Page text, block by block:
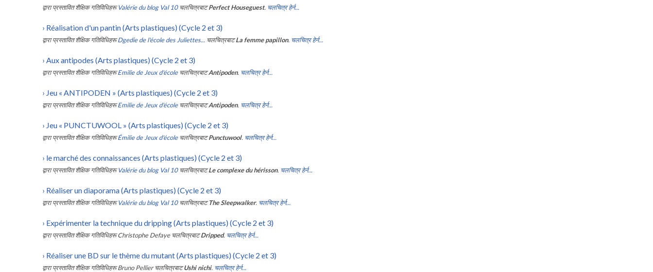
द्वारा प्रस्तावित शैक्षिक गतिविधिहरू Valérie du blog Val 10 चलचित्रबाट Perfect Houseguest. चलचित्र हेर्न...
› Réalisation d'un pantin (Arts plastiques) (Cycle 2 et 3)
द्वारा प्रस्तावित शैक्षिक गतिविधिहरू Dgedie de l'école des Juliettes... चलचित्रबाट La femme papillon. चलचित्र हेर्न...
› Aux antipodes (Arts plastiques) (Cycle 2 et 3)
द्वारा प्रस्तावित शैक्षिक गतिविधिहरू Emilie de Jeux d'école चलचित्रबाट Antipoden. चलचित्र हेर्न...
› Jeu « ANTIPODEN » (Arts plastiques) (Cycle 2 et 3)
द्वारा प्रस्तावित शैक्षिक गतिविधिहरू Emilie de Jeux d'école चलचित्रबाट Antipoden. चलचित्र हेर्न...
› Jeu « PUNCTUWOOL » (Arts plastiques) (Cycle 2 et 3)
द्वारा प्रस्तावित शैक्षिक गतिविधिहरू Émilie de Jeux d'école चलचित्रबाट Punctuwool. चलचित्र हेर्न...
› le marché des connaissances (Arts plastiques) (Cycle 2 et 3)
द्वारा प्रस्तावित शैक्षिक गतिविधिहरू Valérie du blog Val 10 चलचित्रबाट Le complexe du hérisson. चलचित्र हेर्न...
› Réaliser un diaporama (Arts plastiques) (Cycle 2 et 3)
द्वारा प्रस्तावित शैक्षिक गतिविधिहरू Valérie du blog Val 10 चलचित्रबाट The Sleepwalker. चलचित्र हेर्न...
› Expérimenter la technique du dripping (Arts plastiques) (Cycle 2 et 3)
द्वारा प्रस्तावित शैक्षिक गतिविधिहरू Christophe Defaye चलचित्रबाट Dripped. चलचित्र हेर्न...
› Réaliser une BD sur le thème du mutant (Arts plastiques) (Cycle 2 et 3)
द्वारा प्रस्तावित शैक्षिक गतिविधिहरू Bruno Pellier चलचित्रबाट Ushi nichi. चलचित्र हेर्न...